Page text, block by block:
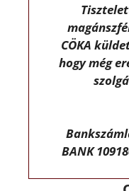
CÖKA
hogy még
BANK